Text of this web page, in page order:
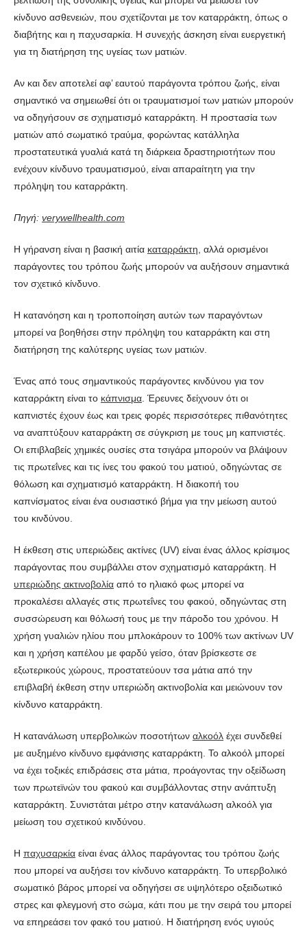
κίνδυνο ασθενειών, που σχετίζονται με τον καταρράκτη, όπως ο
διαβήτης και η παχυσαρκία. Η συνεχής άσκηση είναι ευεργετική
για τη διατήρηση της υγείας των ματιών.
Αν και δεν αποτελεί αφ’ εαυτού παράγοντα τρόπου ζωής, είναι
σημαντικό να σημειωθεί ότι οι τραυματισμοί των ματιών μπορούν
να οδηγήσουν σε σχηματισμό καταρράκτη. Η προστασία των
ματιών από σωματικό τραύμα, φορώντας κατάλληλα
προστατευτικά γυαλιά κατά τη διάρκεια δραστηριοτήτων που
ενέχουν κίνδυνο τραυματισμού, είναι απαραίτητη για την
πρόληψη του καταρράκτη.
Πηγή: verywellhealth.com
Η γήρανση είναι η βασική αιτία καταρράκτη , αλλά ορισμένοι
παράγοντες του τρόπου ζωής μπορούν να αυξήσουν σημαντικά
τον σχετικό κίνδυνο.
Η κατανόηση και η τροποποίηση αυτών των παραγόντων
μπορεί να βοηθήσει στην πρόληψη του καταρράκτη και στη
διατήρηση της καλύτερης υγείας των ματιών.
Ένας από τους σημαντικούς παράγοντες κινδύνου για τον
καταρράκτη είναι το κάπνισμα . Έρευνες δείχνουν ότι οι
καπνιστές έχουν έως και τρεις φορές περισσότερες πιθανότητες
να αναπτύξουν καταρράκτη σε σύγκριση με τους μη καπνιστές.
Οι επιβλαβείς χημικές ουσίες στα τσιγάρα μπορούν να βλάψουν
τις πρωτεΐνες και τις ίνες του φακού του ματιού, οδηγώντας σε
θόλωση και σχηματισμό καταρράκτη. Η διακοπή του
καπνίσματος είναι ένα ουσιαστικό βήμα για την μείωση αυτού
του κινδύνου.
Η έκθεση στις υπεριώδεις ακτίνες (UV) είναι ένας άλλος κρίσιμος
παράγοντας που συμβάλλει στον σχηματισμό καταρράκτη. Η
υπεριώδης ακτινοβολία από το ηλιακό φως μπορεί να
προκαλέσει αλλαγές στις πρωτεΐνες του φακού, οδηγώντας στη
συσσώρευση και θόλωσή τους με την πάροδο του χρόνου. Η
χρήση γυαλιών ηλίου που μπλοκάρουν το 100% των ακτίνων UV
και η χρήση καπέλου με φαρδύ γείσο, όταν βρίσκεστε σε
εξωτερικούς χώρους, προστατεύουν τσα μάτια από την
επιβλαβή έκθεση στην υπεριώδη ακτινοβολία και μειώνουν τον
κίνδυνο καταρράκτη.
Η κατανάλωση υπερβολικών ποσοτήτων αλκοόλ έχει συνδεθεί
με αυξημένο κίνδυνο εμφάνισης καταρράκτη. Το αλκοόλ μπορεί
να έχει τοξικές επιδράσεις στα μάτια, προάγοντας την οξείδωση
των πρωτεϊνών του φακού και συμβάλλοντας στην ανάπτυξη
καταρράκτη. Συνιστάται μέτρο στην κατανάλωση αλκοόλ για
μείωση του σχετικού κινδύνου.
Η παχυσαρκία είναι ένας άλλος παράγοντας του τρόπου ζωής
που μπορεί να αυξήσει τον κίνδυνο καταρράκτη. Το υπερβολικό
σωματικό βάρος μπορεί να οδηγήσει σε υψηλότερο οξειδωτικό
στρες και φλεγμονή στο σώμα, κάτι που με την σειρά του μπορεί
να επηρεάσει τον φακό του ματιού. Η διατήρηση ενός υγιούς